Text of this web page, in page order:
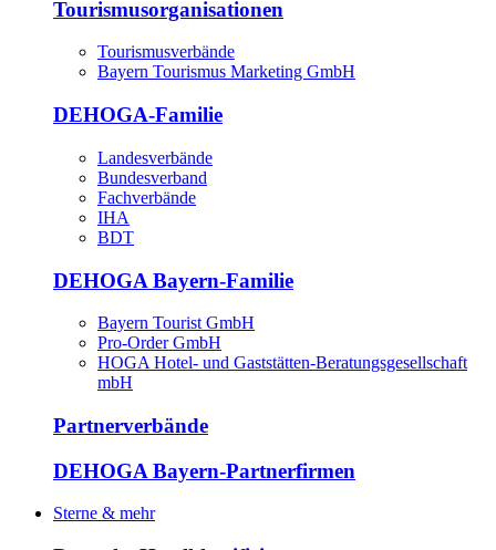
Tourismusorganisationen
Tourismusverbände
Bayern Tourismus Marketing GmbH
DEHOGA-Familie
Landesverbände
Bundesverband
Fachverbände
IHA
BDT
DEHOGA Bayern-Familie
Bayern Tourist GmbH
Pro-Order GmbH
HOGA Hotel- und Gaststätten-Beratungsgesellschaft
mbH
Partnerverbände
DEHOGA Bayern-Partnerfirmen
Sterne & mehr